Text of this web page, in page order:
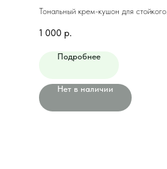
BEIGE (15ml)
Тональный крем-кушон для стойкого
1 000 р.
Подробнее
Нет в наличии